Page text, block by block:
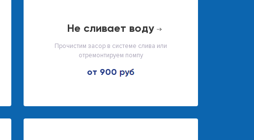
не сливает воду
Прочистим засор в системе слива или
отремонтируем помпу
от 900